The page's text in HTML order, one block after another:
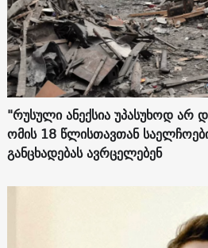
"რუსული ანექსია უპასუხოდ არ
ომის 18 წლისთავთან
განცხადებას ავრცელებენ